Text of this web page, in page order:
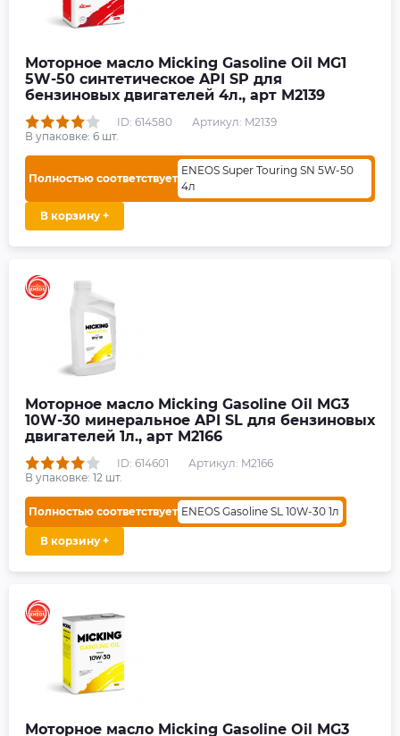
Моторное масло Micking Gasoline Oil MG1
5W-50 синтетическое API SP для
бензиновых двигателей 4л., арт M2139
ID: 614580
Артикул: M2139
В упаковке: 6 шт.
Полностью соответствует
ENEOS Super Touring SN 5W-50
4л
В корзину +
Моторное масло Micking Gasoline Oil MG3
10W-30 минеральное API SL для бензиновых
двигателей 1л., арт M2166
ID: 614601
Артикул: M2166
В упаковке: 12 шт.
Полностью соответствует ENEOS Gasoline SL 10W-30 1л
В корзину +
Моторное масло Micking Gasoline Oil MG3